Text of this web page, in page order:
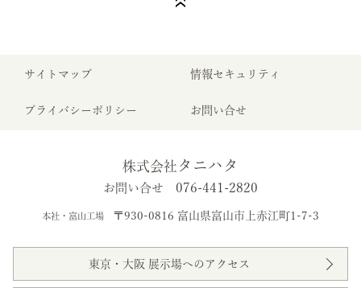
サイトマップ 情報セキュリティ
プライバシーポリシー お問い合せ
株式会社 タニハタ
お問い合せ 076-441-2820
本社・富山工場 〒930-0816 富山県富山市上赤江町1-7-3
東京・大阪 展示場へのアクセス